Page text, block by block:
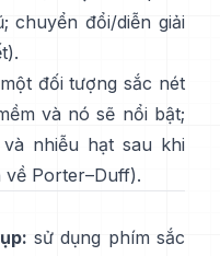
chuyển đổi/diễn giải
).
đối tượng sắc nét
và nó sẽ nổi bật;
nhiễu hạt sau khi
về Porter–Duff).
sử dụng phím sắc